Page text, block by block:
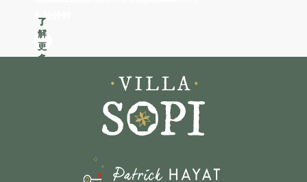
了
解
更
多
了
解
更
多
了
解
更
多
了
解
更
多
了
解
更
多